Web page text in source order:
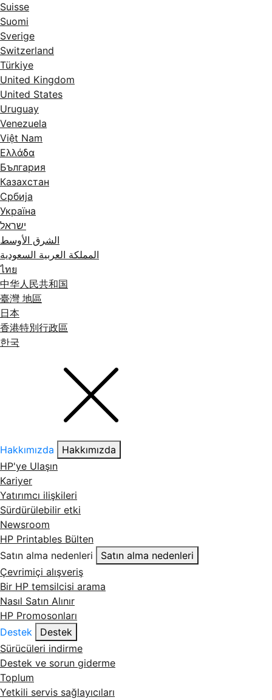
Suisse
Suomi
Sverige
Switzerland
Türkiye
United Kingdom
United States
Uruguay
Venezuela
Việt Nam
Ελλάδα
България
Казахстан
Србија
Україна
ישראל
الشرق الأوسط
المملكة العربية السعودية
ไทย
中华人民共和国
臺灣 地區
日本
香港特別行政區
한국
Hakkımızda
Hakkımızda
HP'ye Ulaşın
Kariyer
Yatırımcı ilişkileri
Sürdürülebilir etki
Newsroom
HP Printables Bülten
Satın alma nedenleri
Satın alma nedenleri
Çevrimiçi alışveriş
Bir HP temsilcisi arama
Nasıl Satın Alınır
HP Promosonları
Destek
Destek
Sürücüleri indirme
Destek ve sorun giderme
Toplum
Yetkili servis sağlayıcıları